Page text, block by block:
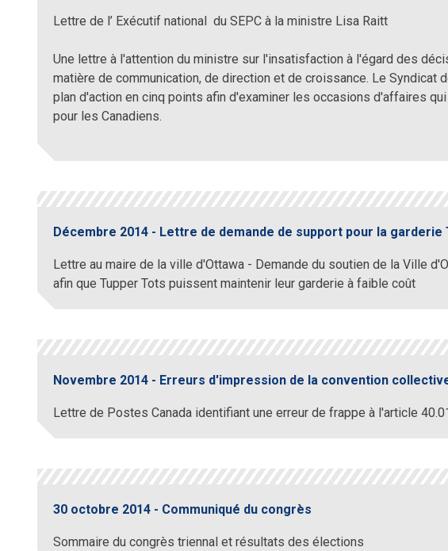
Lettre de l’ Exécutif national du SEPC à la ministre Lisa Raitt
Une lettre à l'attention du ministre sur l'insatisfaction à l'égard des
matière de communication, de direction et de croissance. Le Syndicat
plan d'action en cinq points afin d'examiner les occasions d'affaires
pour les Canadiens.
Décembre 2014 - Lettre de demande de support pour la garderie
Lettre au maire de la ville d'Ottawa - Demande du soutien de la Ville
afin que Tupper Tots puissent maintenir leur garderie à faible coût
Novembre 2014 - Erreurs d'impression de la convention
Lettre de Postes Canada identifiant une erreur de frappe à l'article
30 octobre 2014 - Communiqué du congrès
Sommaire du congrès triennal et résultats des élections